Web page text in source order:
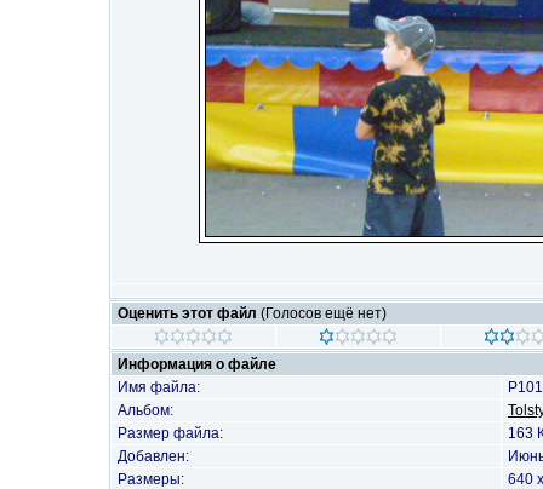
Оценить этот файл (Голосов ещё нет)
Информация о файле
Имя файла:
Альбом:
Размер файла:
163
Добавлен:
Размеры:
640